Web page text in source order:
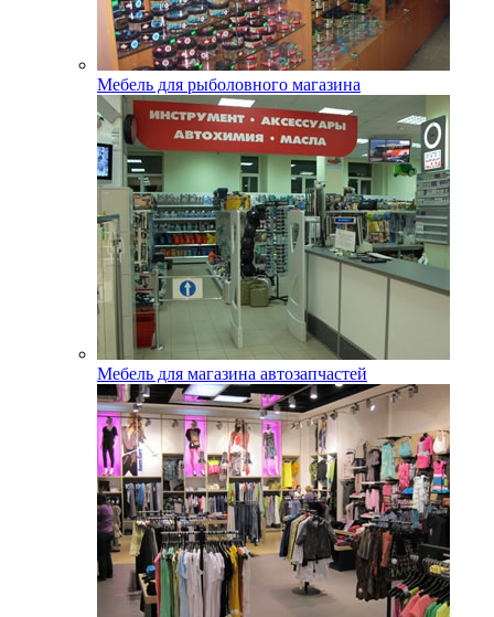
Мебель для рыболовного магазина
Мебель для магазина автозапчастей